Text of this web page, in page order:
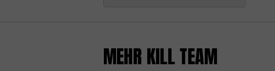
MEHR KILL TEAM